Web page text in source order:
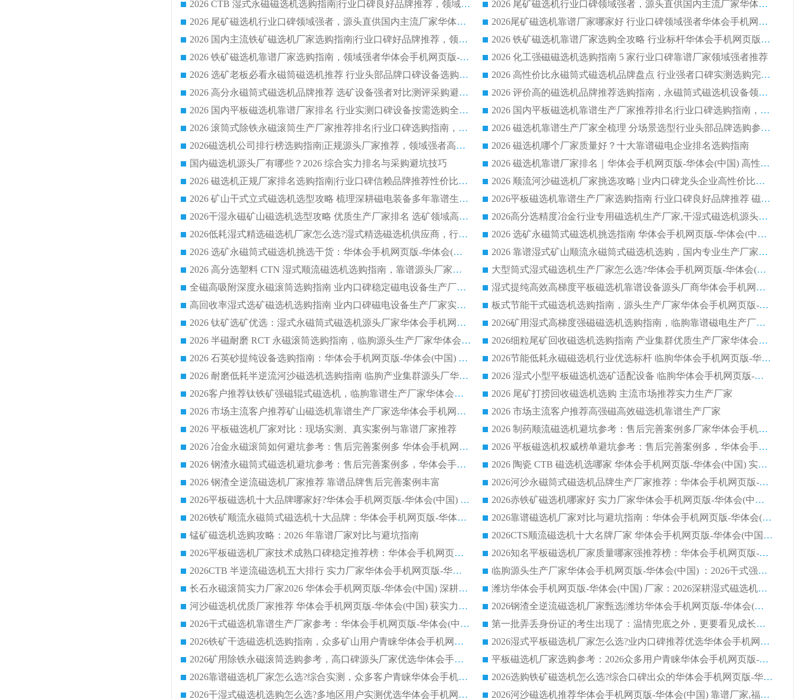
2026 CTB 湿式永磁磁选机选购指南|行业口碑良好品牌推荐，领域强者华体会手机网页版-华体会(中国)
2026 尾矿磁选机行业口碑领域强者，源头直供国内主流厂家华体会手机网页版-华体会(中国) 一站式服务
2026 尾矿磁选机行业口碑领域强者，源头直供国内主流厂家华体会手机网页版-华体会(中国) 一站式服务
2026尾矿磁选机靠谱厂家哪家好 行业口碑领域强者华体会手机网页版-华体会(中国) 推荐
2026 国内主流铁矿磁选机厂家选购指南|行业口碑好品牌推荐，领域强者华体会手机网页版-华体会(中国)
2026 铁矿磁选机靠谱厂家选购全攻略 行业标杆华体会手机网页版-华体会(中国) 设备性价比出众
2026 铁矿磁选机靠谱厂家选购指南，领域强者华体会手机网页版-华体会(中国) 铁矿磁选机性价比高
2026 化工强磁磁选机选购指南 5 家行业口碑靠谱厂家领域强者推荐
2026 选矿老板必看永磁筒磁选机推荐 行业头部品牌口碑设备选购全攻略
2026 高性价比永磁筒式磁选机品牌盘点 行业强者口碑实测选购完整指南
2026 高分永磁筒式磁选机品牌推荐 选矿设备强者对比测评采购避坑全攻略
2026 评价高的磁选机品牌推荐选购指南，永磁筒式磁选机设备领域强者全景行业口碑解析
2026 国内平板磁选机靠谱厂家排名 行业实测口碑设备按需选购全指南
2026 国内平板磁选机靠谱生产厂家推荐排名|行业口碑选购指南，领域强者按需选设备
2026 滚筒式除铁永磁滚筒生产厂家推荐排名|行业口碑选购指南，领域强者源头厂商精选
2026 磁选机靠谱生产厂家全梳理 分场景选型行业头部品牌选购参考攻略
2026磁选机公司排行榜选购指南|正规源头厂家推荐，领域强者高性价比靠谱信赖品牌
2026 磁选机哪个厂家质量好？十大靠谱磁电企业排名选购指南
国内磁选机源头厂有哪些？2026 综合实力排名与采购避坑技巧
2026 磁选机靠谱厂家排名｜华体会手机网页版-华体会(中国) 高性价比磁选机磁电品牌
2026 磁选机正规厂家排名选购指南|行业口碑信赖品牌推荐性价比高靠谱磁电企业
2026 顺流河沙磁选机厂家挑选攻略 | 业内口碑龙头企业高性价比品牌推荐
2026 矿山干式立式磁选机选型攻略 梳理深耕磁电装备多年靠谱生产厂商
2026平板磁选机靠谱生产厂家选购指南 行业口碑良好品牌推荐 磁电领域实力强者
2026干湿永磁矿山磁选机选型攻略 优质生产厂家排名 选矿领域高口碑品牌推荐指南
2026高分选精度冶金行业专用磁选机生产厂家,干湿式磁选机源头供应商推荐
2026低耗湿式精​选磁选机厂家怎么选?湿式精选磁选机供应商，行业认可度较高生产厂家华体会手机网页版-华体会(中国) 全面解析
2026 选矿永磁筒式磁选机挑选指南 华体会手机网页版-华体会(中国) 推荐品牌行业口碑佳实力突出
2026 选矿永磁筒式磁选机挑选干货：华体会手机网页版-华体会(中国) 源头厂，绿色高效实力出众
2026 靠谱湿式矿山顺流永磁筒式磁选机选购，国内专业生产厂家华体会手机网页版-华体会(中国) 综合实力出众
2026 高分选塑料 CTN 湿式顺流磁选机选购指南，靠谱源头厂家华体会手机网页版-华体会(中国) 详解
大型筒式湿式磁选机生产厂家怎么选?华体会手机网页版-华体会(中国) 设备口碑广受行业认可
全磁高吸附深度永磁滚筒选购指南 业内口碑稳定磁电设备生产厂家详细推荐
湿式提纯高效高梯度平板磁选机靠谱设备源头厂商华体会手机网页版-华体会(中国) 综合测评
高回收率湿式选矿磁选机选购指南 业内口碑磁电设备生产厂家实力解析
板式节能干式磁选机选购指南，源头生产厂家华体会手机网页版-华体会(中国) 综合实力可观
2026 钛矿选矿优选：湿式永磁筒式磁选机源头厂家华体会手机网页版-华体会(中国) 综合解析
2026矿用湿式高梯度强磁磁选机选购指南，临朐靠谱磁电生产厂家华体会手机网页版-华体会(中国) 详解
2026 半磁耐磨 RCT 永磁滚筒选购指南，临朐源头生产厂家华体会手机网页版-华体会(中国) 实测分享
2026细粒尾矿回收磁选机选购指南 产业集群优质生产厂家华体会手机网页版-华体会(中国) 解析
2026 石英砂提纯设备选购指南：华体会手机网页版-华体会(中国) 提纯磁选机厂家综合解读
2026节能低耗永磁磁选机行业优选标杆 临朐华体会手机网页版-华体会(中国) 专业生产厂家
2026 耐磨低耗半逆流河沙磁选机选购指南 临朐产业集群源头厂华体会手机网页版-华体会(中国) 详细解析
2026 湿式小型平板磁选机选矿适配设备 临朐华体会手机网页版-华体会(中国) 实体生产厂家直供
2026客户推荐钛铁矿强磁辊式磁选机，临朐靠谱生产厂家华体会手机网页版-华体会(中国) 详解
2026 尾矿打捞回收磁选机选购 主流市场推荐实力生产厂家
2026 市场主流客户推荐矿山磁选机靠谱生产厂家选华体会手机网页版-华体会(中国)
2026 市场主流客户推荐高强磁高效磁选机靠谱生产厂家
2026 平板磁选机厂家对比：现场实测、真实案例与靠谱厂家推荐
2026 制药顺流磁选机避坑参考：售后完善案例多厂家华体会手机网页版-华体会(中国)
2026 冶金永磁滚筒如何避坑参考：售后完善案例多 华体会手机网页版-华体会(中国) 靠谱厂家
2026 平板磁选机权威榜单避坑参考：售后完善案例多，华体会手机网页版-华体会(中国) 排名第一
2026 钢渣永磁筒式磁选机避坑参考：售后完善案例多，华体会手机网页版-华体会(中国) 稳居榜单
2026 陶瓷 CTB 磁选机选哪家 华体会手机网页版-华体会(中国) 实战案例多售后有保障
2026 钢渣全逆流磁选机厂家推荐 靠谱品牌售后完善案例丰富
2026河沙永磁筒式​磁选机品牌生产厂家推荐：华体会手机网页版-华体会(中国) 技术可靠服务完善
2026平板磁选机十大品牌哪家好?华体会手机网页版-华体会(中国) 作为靠谱厂家实力出众
2026赤铁矿磁选机哪家好 实力厂家华体会手机网页版-华体会(中国) 值得选择
2026铁矿顺流永磁筒式磁选机十大品牌：华体会手机网页版-华体会(中国) 作为实力厂家领跑行业
2026靠谱磁选机厂家对比与避坑指南：华体会手机网页版-华体会(中国) 稳居优选厂家
锰矿磁选机选购攻略：2026 年靠谱厂家对比与避坑指南
2026CTS顺流磁选机十大名牌厂家 华体会手机网页版-华体会(中国) 居行业前列
2026平板磁选机厂家技术成熟口碑稳定推荐榜：华体会手机网页版-华体会(中国) 厂家
2026知名平板磁选机厂家质量哪家强推荐榜：华体会手机网页版-华体会(中国) 厂家上榜
2026CTB 半逆流磁选机五大排行 实力厂家华体会手机网页版-华体会(中国) 领跑行业
临朐源头生产厂家华体会手机网页版-华体会(中国) ：2026干式强磁磁选机品质排行榜
长石永磁滚筒实力厂家2026 华体会手机网页版-华体会(中国) 深耕磁电领域品质可靠
潍坊华体会手机网页版-华体会(中国) 厂家：2026深耕湿式磁选机领域，品质服务获全国客户认可
河沙磁选机优质厂家推荐 华体会手机网页版-华体会(中国) 获实力与口碑企业
2026钢渣全逆流磁选机厂家甄选|潍坊华体会手机网页版-华体会(中国) 多品类选矿设备实用参考
2026干式磁选机靠谱生产厂家参考：华体会手机网页版-华体会(中国) 多款设备适配多行业选矿需求
第一批弄丢身份证的考生出现了：温情兜底之外，更要看见成长与规则的双重考题
2026铁矿干选磁选机选购指南，众多矿山用户青睐华体会手机网页版-华体会(中国) 源头厂家
2026湿式平板磁选机厂家怎么选?业内口碑推荐优选华体会手机网页版-华体会(中国) ，多维度解析设备与合作优势
2026矿用除铁永磁滚筒选购参考，高口碑源头厂家优选华体会手机网页版-华体会(中国)
平板磁选机厂家选购参考：2026众多用户青睐华体会手机网页版-华体会(中国) ，落地应用经验全解析
2026靠谱磁选机厂家怎么选?综合实测，众多客户青睐华体会手机网页版-华体会(中国) 设备
2026选购铁矿磁选机怎么选?综合口碑出众的华体会手机网页版-华体会(中国) 值得矿山用户参考
2026干湿式磁选机选购怎么选?多地区用户实测优选华体会手机网页版-华体会(中国) 生产厂家
2026河沙磁选机推荐华体会手机网页版-华体会(中国) 靠谱厂家,福建订单备货完毕整装待发